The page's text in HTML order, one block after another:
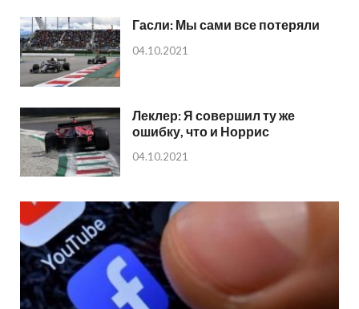
Гасли: Мы сами все потеряли
04.10.2021
Леклер: Я совершил ту же
ошибку, что и Норрис
04.10.2021